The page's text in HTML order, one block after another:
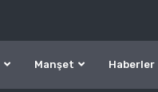
Manşet Haberler